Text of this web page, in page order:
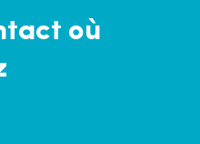
où